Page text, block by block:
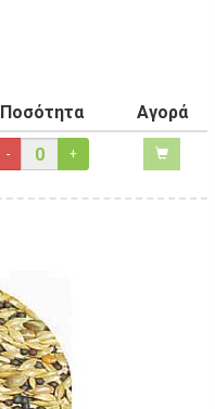
Ποσότητα
Αγορά
- +